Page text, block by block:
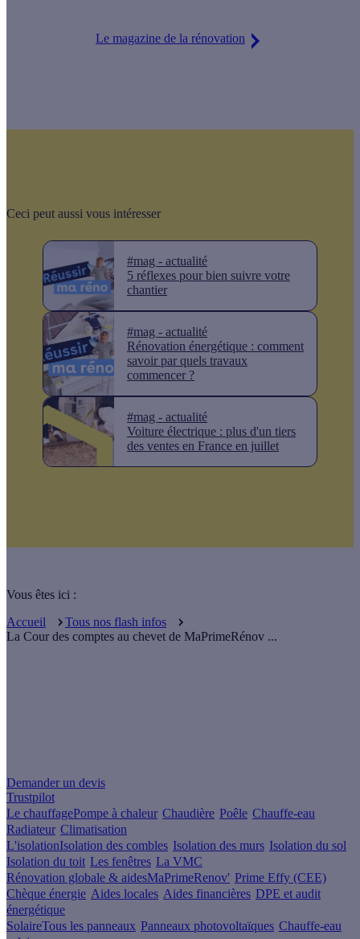
Le magazine de la rénovation
Ceci peut aussi vous intéresser
#mag - actualité
5 réflexes pour bien suivre votre
chantier
#mag - actualité
Rénovation énergétique : comment
savoir par quels travaux
commencer ?
#mag - actualité
Voiture électrique : plus d'un tiers
des ventes en France en juillet
Vous êtes ici :
Accueil
Tous nos flash infos
La Cour des comptes au chevet de MaPrimeRénov ...
Demander un devis
Trustpilot
Le chauffagePompe à chaleur Chaudière Poêle Chauffe-eau
Radiateur Climatisation
L'isolationIsolation des combles Isolation des murs Isolation du sol
Isolation du toit Les fenêtres La VMC
Rénovation globale & aidesMaPrimeRenov' Prime Effy (CEE)
Chèque énergie Aides locales Aides financières DPE et audit
énergétique
SolaireTous les panneaux Panneaux photovoltaïques Chauffe-eau